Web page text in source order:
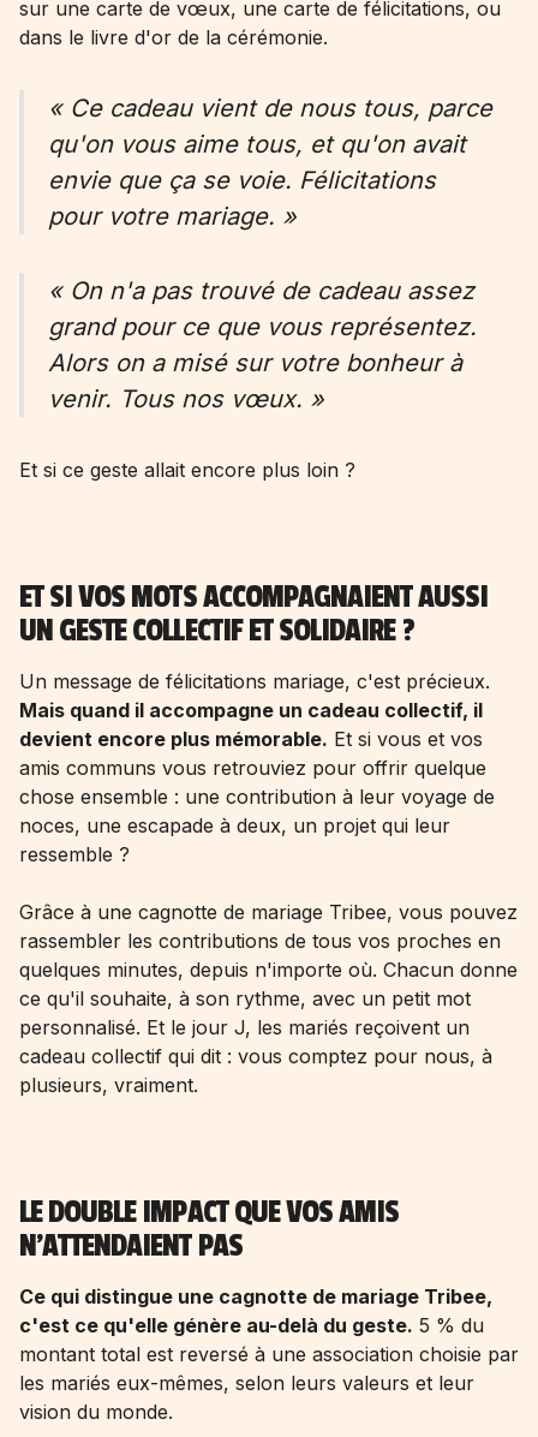
sur une carte de vœux, une carte de félicitations, ou
dans le livre d'or de la cérémonie.
« Ce cadeau vient de nous tous, parce
qu'on vous aime tous, et qu'on avait
envie que ça se voie. Félicitations
pour votre mariage. »
« On n'a pas trouvé de cadeau assez
grand pour ce que vous représentez.
Alors on a misé sur votre bonheur à
venir. Tous nos vœux. »
Et si ce geste allait encore plus loin ?
ET SI VOS MOTS ACCOMPAGNAIENT AUSSI
UN GESTE COLLECTIF ET SOLIDAIRE ?
Un message de félicitations mariage, c'est précieux.
Mais quand il accompagne un cadeau collectif, il
devient encore plus mémorable. Et si vous et vos
amis communs vous retrouviez pour offrir quelque
chose ensemble : une contribution à leur voyage de
noces, une escapade à deux, un projet qui leur
ressemble ?
Grâce à une cagnotte de mariage Tribee, vous pouvez
rassembler les contributions de tous vos proches en
quelques minutes, depuis n'importe où. Chacun donne
ce qu'il souhaite, à son rythme, avec un petit mot
personnalisé. Et le jour J, les mariés reçoivent un
cadeau collectif qui dit : vous comptez pour nous, à
plusieurs, vraiment.
LE DOUBLE IMPACT QUE VOS AMIS
N'ATTENDAIENT PAS
Ce qui distingue une cagnotte de mariage Tribee,
c'est ce qu'elle génère au-delà du geste. 5 % du
montant total est reversé à une association choisie par
les mariés eux-mêmes, selon leurs valeurs et leur
vision du monde.